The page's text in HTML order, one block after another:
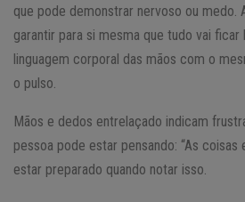
que pode demonstrar nervoso ou medo.
garantir para si mesma que tudo vai ficar
linguagem corporal das mãos com o
o pulso.
Mãos e dedos entrelaçado indicam
pessoa pode estar pensando: “As coisas
estar preparado quando notar isso.